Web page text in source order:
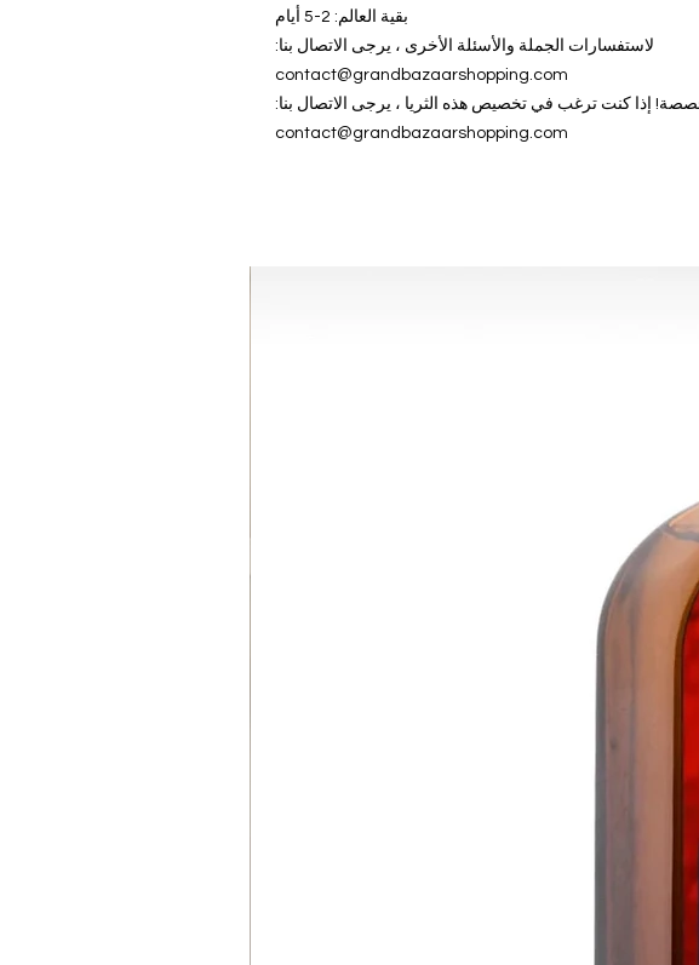
بقية العالم: 2-5 أيام
لاستفسارات الجملة والأسئلة الأخرى ، يرجى الاتصال بنا:
contact@grandbazaarshopping.com
إذا كنت ترغب في تخصيص هذه الثريا ، يرجى الاتصال بنا:
contact@grandbazaarshopping.com